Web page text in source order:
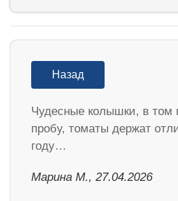
Назад
Чудесные колышки, в том
пробу, томаты держат
году…
Марина М., 27.04.2026